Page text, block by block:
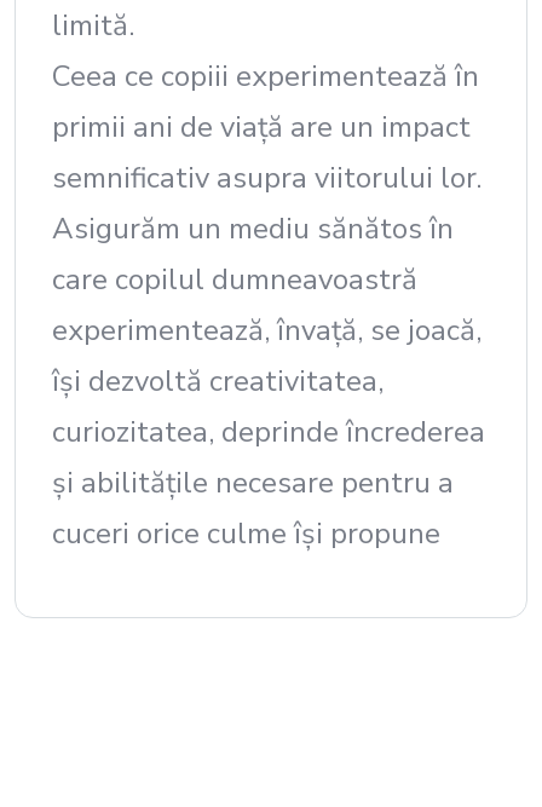
limită.
Ceea ce copiii experimentează în
primii ani de viață are un impact
semnificativ asupra viitorului lor.
Asigurăm un mediu sănătos în
care copilul dumneavoastră
experimentează, învață, se joacă,
își dezvoltă creativitatea,
curiozitatea, deprinde încrederea
și abilitățile necesare pentru a
cuceri orice culme își propune